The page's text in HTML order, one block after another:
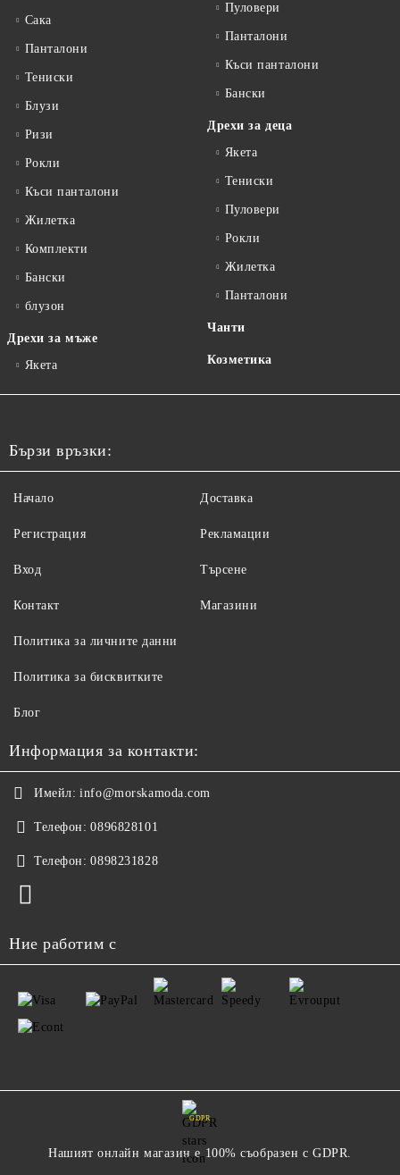
Сакa
Панталони
Тениски
Блузи
Ризи
Рокли
Къси панталони
Жилетка
Комплекти
Бански
блузон
Дрехи за мъже
Якета
Пуловери
Панталони
Къси панталони
Бански
Дрехи за деца
Якета
Тениски
Пуловери
Рокли
Жилетка
Панталони
Чанти
Козметика
Бързи връзки:
Начало
Регистрация
Вход
Контакт
Доставка
Рекламации
Търсене
Магазини
Политика за личните данни
Политика за бисквитките
Блог
Информация за контакти:
Имейл: info@morskamoda.com
Телефон: 0896828101
Телефон: 0898231828
Ние работим с
GDPR
Нашият онлайн магазин е 100% съобразен с GDPR.